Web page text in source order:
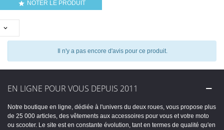
 NOTER LE PRODUIT

Il n'y a pas encore d'avis pour ce produit.
EN LIGNE POUR VOUS DEPUIS 2011
Notre boutique en ligne, dédiée à l'univers du deux roues, vous propose plus
de 25 000 articles, des vêtements aux accessoires pour vous et votre moto
ou scooter. Le site est en constante évolution, tant en termes de qualité qu'en